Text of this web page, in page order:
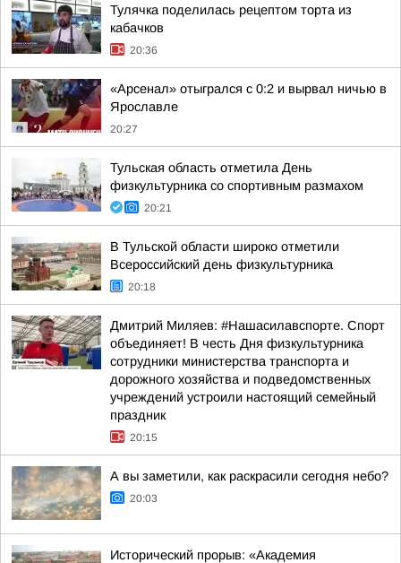
Тулячка поделилась рецептом торта из
кабачков
20:36
«Арсенал» отыгрался с 0:2 и вырвал ничью в
Ярославле
20:27
Тульская область отметила День
физкультурника со спортивным размахом
20:21
В Тульской области широко отметили
Всероссийский день физкультурника
20:18
Дмитрий Миляев: #Нашасилавспорте. Спорт
объединяет! В честь Дня физкультурника
сотрудники министерства транспорта и
дорожного хозяйства и подведомственных
учреждений устроили настоящий семейный
праздник
20:15
А вы заметили, как раскрасили сегодня небо?
20:03
Исторический прорыв: «Академия